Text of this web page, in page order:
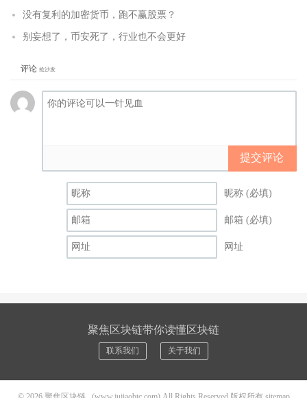
没有复利的加密货币，跑不赢股票？
别妄想了，币安死了，行业也不会更好
评论 抢沙发
提交评论
昵称 (必填)
邮箱 (必填)
网址
聚焦区块链带你读懂区块链
联系我们 关于我们